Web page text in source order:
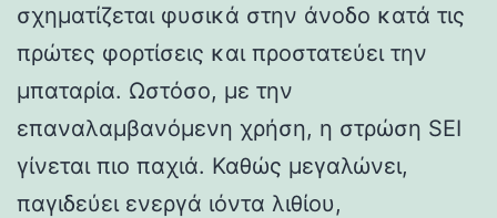
σχηματίζεται φυσικά στην άνοδο κατά τις
πρώτες φορτίσεις και προστατεύει την
μπαταρία. Ωστόσο, με την
επαναλαμβανόμενη χρήση, η στρώση SEI
γίνεται πιο παχιά. Καθώς μεγαλώνει,
παγιδεύει ενεργά ιόντα λιθίου,